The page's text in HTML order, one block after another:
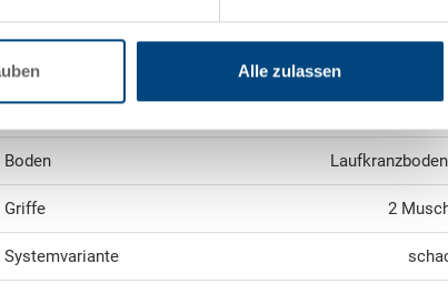
Alle zulassen
Gewicht
Material
geschlossen
Boden
Griffe 2
Systemvariante